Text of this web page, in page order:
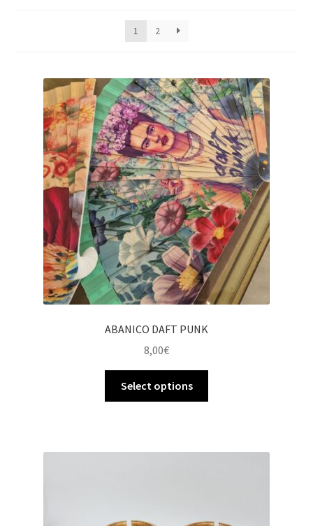
1 2
ABANICO DAFT PUNK
8,00€
Select options